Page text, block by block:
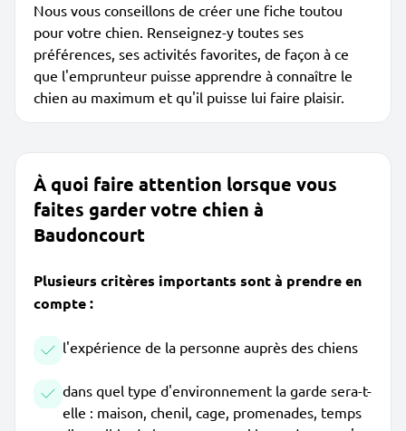
Nous vous conseillons de créer une fiche toutou
pour votre chien. Renseignez-y toutes ses
préférences, ses activités favorites, de façon à ce
que l'emprunteur puisse apprendre à connaître le
chien au maximum et qu'il puisse lui faire plaisir.
À quoi faire attention lorsque vous
faites garder votre chien à
Baudoncourt
Plusieurs critères importants sont à prendre en
compte :
l'expérience de la personne auprès des chiens
dans quel type d'environnement la garde sera-t-
elle : maison, chenil, cage, promenades, temps